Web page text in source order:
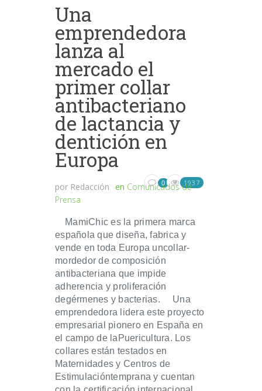
Una
emprendedora
lanza al
mercado el
primer collar
antibacteriano
de lactancia y
dentición en
Europa
por Redacción en Comunicados de
Prensa
0 1937
MamiChic es la primera marca
española que diseña, fabrica y
vende en toda Europa uncollar‐
mordedor de composición
antibacteriana que impide
adherencia y proliferación
degérmenes y bacterias. Una
emprendedora lidera este proyecto
empresarial pionero en España en
el campo de laPuericultura. Los
collares están testados en
Maternidades y Centros de
Estimulacióntemprana y cuentan